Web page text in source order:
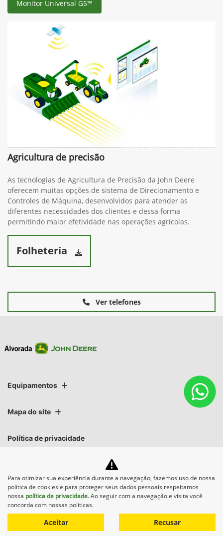
Monitor Universal G5™
Agricultura de precisão
As tecnologias de Agricultura de Precisão da John Deere
oferecem muitas opções de sistema de Direcionamento e
Controles de Máquina, desenvolvidos para atender as
diferentes necessidades dos clientes e dessa forma
permitindo maior efetividade nas operações agrícolas.
Folheteria
Ver telefones
Equipamentos
Mapa do site
Política de privacidade
Alvorada Sistemas Agrícolas Ltda.
CNPJ: 89.122.972/0010-53
No trânsito, enxergar o outro
Para otimizar sua experiência durante a navegação, fazemos uso de nossa
política de cookies e para proteger seus dados pessoais respeitamos
nossa política de privacidade. Ao seguir com a navegação e visita você
concorda com nossas políticas.
Aceitar Recusar